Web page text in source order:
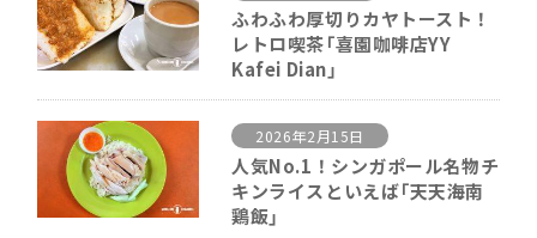
ふわふわ厚切りカヤトースト！
レトロ喫茶「喜園咖啡店YY
Kafei Dian」
2026年2月15日
人気No.1！シンガポール名物チ
キンライスといえば「天天海南
鶏飯」